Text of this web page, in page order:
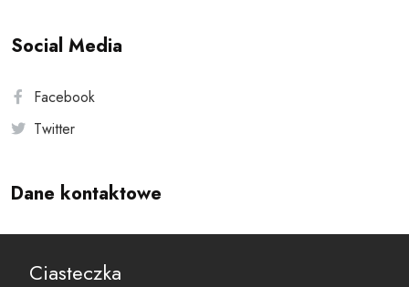
Social Media
Facebook
Twitter
Dane kontaktowe
reset@resetobywatelski.pl
Ciasteczka